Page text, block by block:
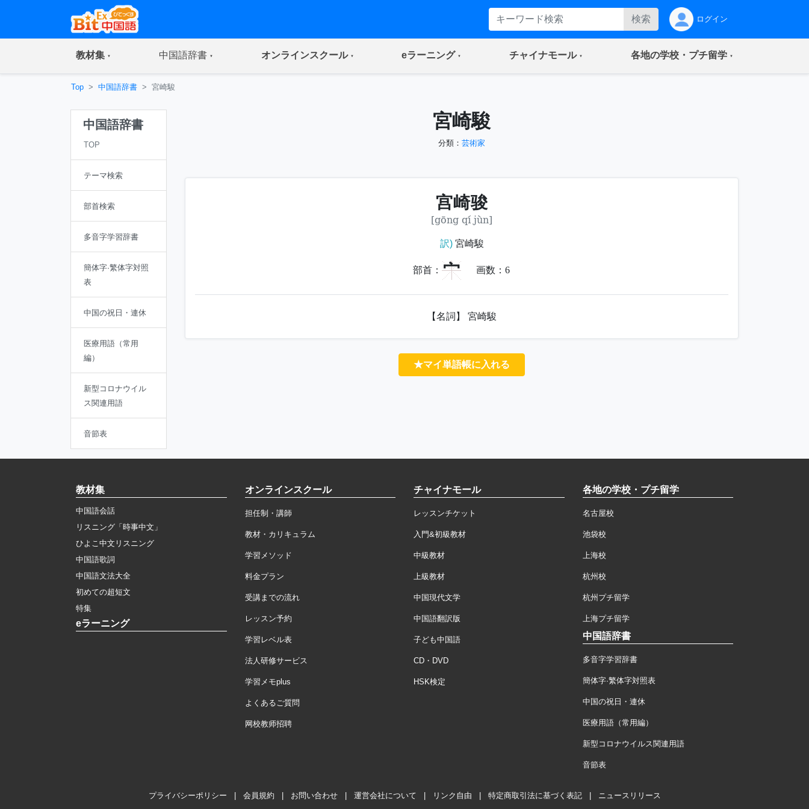
検索 ログイン
教材集(current) 中国語辞書(current) オンラインスクール(current) eラーニング(current) チャイナモール(current) 各地の学校・プチ留学(current)
Top 中国語辞書 宮崎駿
中国語辞書
TOP
テーマ検索
部首検索
多音字学習辞書
簡体字·繁体字対照
表
中国の祝日・連休
医療用語（常用
編）
新型コロナウイル
ス関連用語
音節表
宮崎駿
分類： 芸術家
宫崎骏
[gōng qí jùn]
訳)宮崎駿
部首： 宀 画数： 6
【名詞】 宮崎駿
★マイ単語帳に入れる
教材集
中国語会話
リスニング「時事中文」
ひよこ中文リスニング
中国語歌詞
中国語文法大全
初めての超短文
特集
eラーニング
オンラインスクール
担任制・講師
教材・カリキュラム
学習メソッド
料金プラン
受講までの流れ
レッスン予約
学習レベル表
法人研修サービス
学習メモplus
よくあるご質問
网校教师招聘
チャイナモール
レッスンチケット
入門&初級教材
中級教材
上級教材
中国現代文学
中国語翻訳版
子ども中国語
CD・DVD
HSK検定
各地の学校・プチ留学
名古屋校
池袋校
上海校
杭州校
杭州プチ留学
上海プチ留学
中国語辞書
多音字学習辞書
簡体字·繁体字対照表
中国の祝日・連休
医療用語（常用編）
新型コロナウイルス関連用語
音節表
プライバシーポリシー 会員規約 お問い合わせ 運営会社について リンク自由 特定商取引法に基づく表記 ニュースリリース